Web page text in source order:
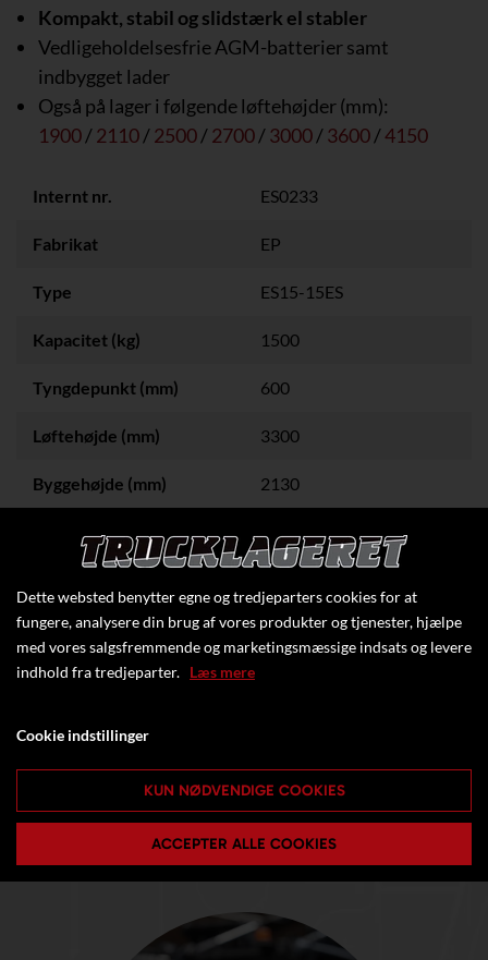
Kompakt, stabil og slidstærk el stabler
Vedligeholdelsesfrie AGM-batterier samt
indbygget lader
Også på lager i følgende løftehøjder (mm):
1900/2110/2500/2700/3000/3600/4150
Internt nr. ES0233
Fabrikat EP
Type ES15-15ES
Kapacitet (kg) 1500
Tyngdepunkt (mm) 600
Løftehøjde (mm) 3300
Byggehøjde (mm) 2130
Dette websted benytter egne og tredjeparters cookies for at
fungere, analysere din brug af vores produkter og tjenester, hjælpe
med vores salgsfremmende og marketingsmæssige indsats og levere
indhold fra tredjeparter. Læs mere
Cookie indstillinger
KUN NØDVENDIGE COOKIES
ACCEPTER ALLE COOKIES